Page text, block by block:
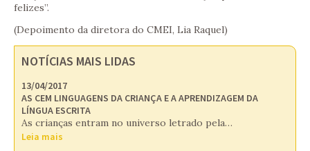
felizes”.
(Depoimento da diretora do CMEI, Lia Raquel)
NOTÍCIAS MAIS LIDAS
13/04/2017
AS CEM LINGUAGENS DA CRIANÇA E A APRENDIZAGEM DA
LÍNGUA ESCRITA
As crianças entram no universo letrado pela…
Leia mais